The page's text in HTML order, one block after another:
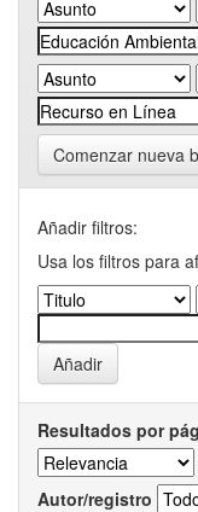
Comenzar nueva
Añadir filtros:
Usa los filtros para
Resultados por
Autor/registro